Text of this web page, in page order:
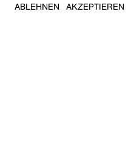
ABLEHNEN AKZEPTIEREN